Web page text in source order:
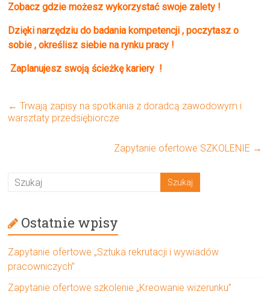
Zobacz gdzie możesz wykorzystać swoje zalety !
Dzięki narzędziu do badania kompetencji , poczytasz o
sobie , określisz siebie na rynku pracy !
Zaplanujesz swoją ścieżkę kariery !
← Trwają zapisy na spotkania z doradcą zawodowym i
warsztaty przedsiębiorcze
Zapytanie ofertowe SZKOLENIE →
Ostatnie wpisy
Zapytanie ofertowe „Sztuka rekrutacji i wywiadów
pracowniczych”
Zapytanie ofertowe szkolenie „Kreowanie wizerunku”